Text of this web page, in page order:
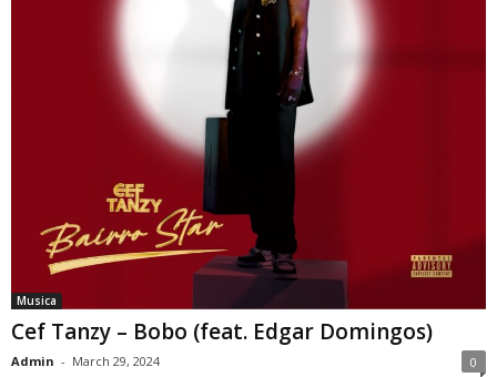
Musica
Cef Tanzy – Bobo (feat. Edgar Domingos)
Admin - March 29, 2024 0